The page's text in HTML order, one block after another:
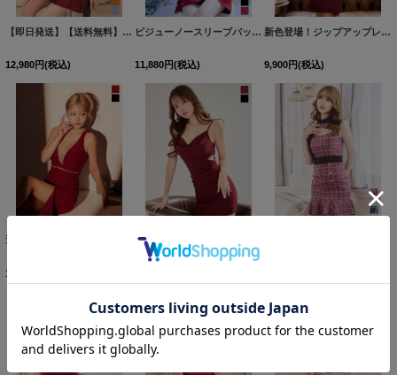
【即日発送】【送料無料】プリーツツイードパールボタンドレス/キャバドレス【XS-Lサイズ/5カラー】[OF01]【SB】dzw
12,980円(税込)
ビジューノースリーブバックリボンミニドレス/キャバドレス【XS-Mサイズ/2カラー】[OF03] 【YN】dzwvAG
11,880円(税込)
新色登場！ジップアップレースノースリーブミディアムドレス/キャバドレス【XS-Lサイズ/3カラー】[OF03]【IM】
9,900円(税込)
12,980